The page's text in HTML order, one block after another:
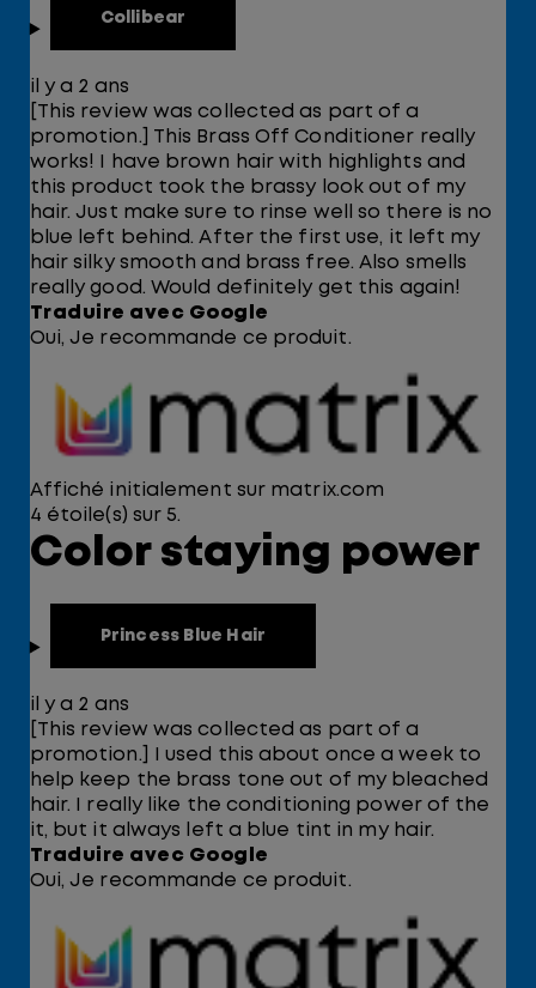
Collibear
il y a 2 ans
[This review was collected as part of a
promotion.] This Brass Off Conditioner really
works! I have brown hair with highlights and
this product took the brassy look out of my
hair. Just make sure to rinse well so there is no
blue left behind. After the first use, it left my
hair silky smooth and brass free. Also smells
really good. Would definitely get this again!
Traduire avec Google
Oui, Je recommande ce produit.
Affiché initialement sur matrix.com
4 étoile(s) sur 5.
Color staying power
Princess Blue Hair
il y a 2 ans
[This review was collected as part of a
promotion.] I used this about once a week to
help keep the brass tone out of my bleached
hair. I really like the conditioning power of the
it, but it always left a blue tint in my hair.
Traduire avec Google
Oui, Je recommande ce produit.